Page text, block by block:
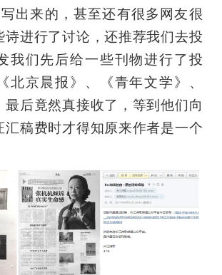
出来的，甚至还有很多网友很
诗进行了讨论，还推荐我们去投
我们先后给一些刊物进行了投
北京晨报》、《青年文学》、
最后竟然真接收了，等到他们向
汇稿费时才得知原来作者是一个